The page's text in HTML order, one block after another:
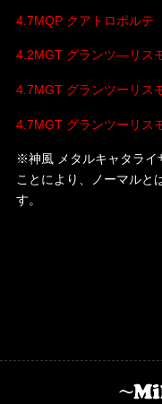
4.7MQP クアトロポルテ
4.2MGT グランツ―リス
4.7MGT グランツーリス
4.7MGT グランツーリス
※神風 メタルキャタライ
ことにより、ノーマルと
す。